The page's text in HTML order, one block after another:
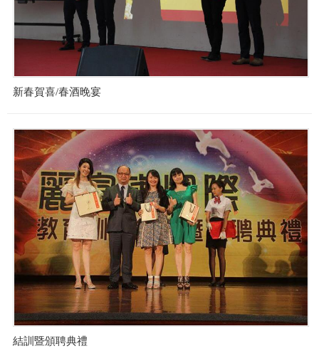
新春賀喜/春酒晚宴
結訓暨頒聘典禮